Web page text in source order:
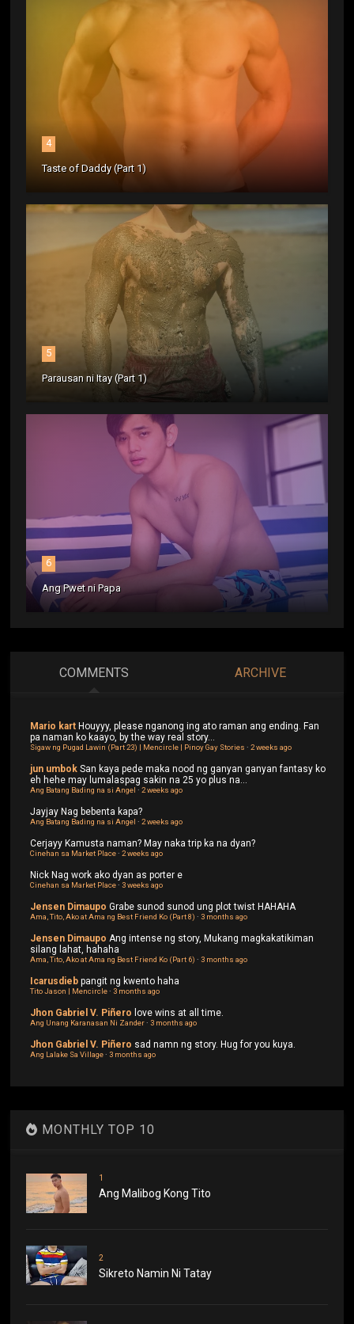
4
Taste of Daddy (Part 1)
5
Parausan ni Itay (Part 1)
6
Ang Pwet ni Papa
COMMENTS ARCHIVE
Mario kart Houyyy, please nganong ing ato raman ang ending. Fan
pa naman ko kaayo, by the way real story...
Sigaw ng Pugad Lawin (Part 23) | Mencircle | Pinoy Gay Stories ·2 weeks ago
jun umbok San kaya pede maka nood ng ganyan ganyan fantasy ko
eh hehe may lumalaspag sakin na 25 yo plus na...
Ang Batang Bading na si Angel ·2 weeks ago
JayjayNag bebenta kapa?
Ang Batang Bading na si Angel ·2 weeks ago
CerjayyKamusta naman? May naka trip ka na dyan?
Cinehan sa Market Place·2 weeks ago
NickNag work ako dyan as porter e
Cinehan sa Market Place·3 weeks ago
Jensen Dimaupo Grabe sunod sunod ung plot twist HAHAHA
Ama, Tito, Ako at Ama ng Best Friend Ko (Part 8) ·3 months ago
Jensen Dimaupo Ang intense ng story, Mukang magkakatikiman
silang lahat, hahaha
Ama, Tito, Ako at Ama ng Best Friend Ko (Part 6) ·3 months ago
Icarusdieb pangit ng kwento haha
Tito Jason | Mencircle·3 months ago
Jhon Gabriel V. Piñero love wins at all time.
Ang Unang Karanasan Ni Zander·3 months ago
Jhon Gabriel V. Piñero sad namn ng story. Hug for you kuya.
Ang Lalake Sa Village·3 months ago
MONTHLY TOP 10
1
Ang Malibog Kong Tito
2
Sikreto Namin Ni Tatay